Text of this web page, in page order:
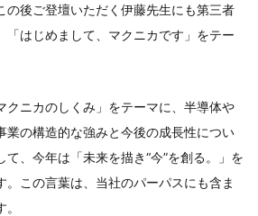
の後ご登壇いただく伊藤先生にも第三者
「はじめまして、マクニカです」をテー
クニカのしくみ」をテーマに、半導体や
業の構造的な強みと今後の成長性につい
て、今年は「未来を描き“今”を創る。」を
。この言葉は、当社のパーパスにも含ま